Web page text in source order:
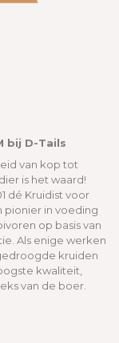
bij D-Tails
van kop tot
is het waard!
dé Kruidist voor
pionier in voeding
op basis van
Als enige werken
kruiden
kwaliteit,
van de boer.